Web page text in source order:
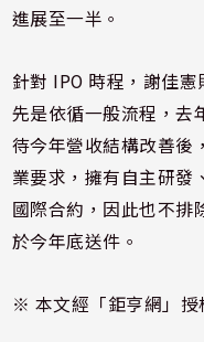
進展至一半。
針對 IPO 時程，謝佳
先是依循一般流程，去
待今年營收結構改善後
業要求，擁有自主研發
國際合約，因此也不排
於今年底送件。
※ 本文經「鉅亨網」授